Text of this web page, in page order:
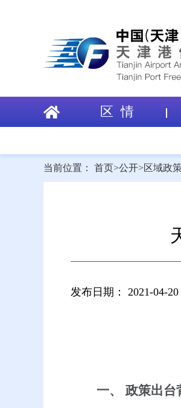
区 情
当前位置： 首页>公开>区域政
发布日期： 2021-04-20
一、 政策出台